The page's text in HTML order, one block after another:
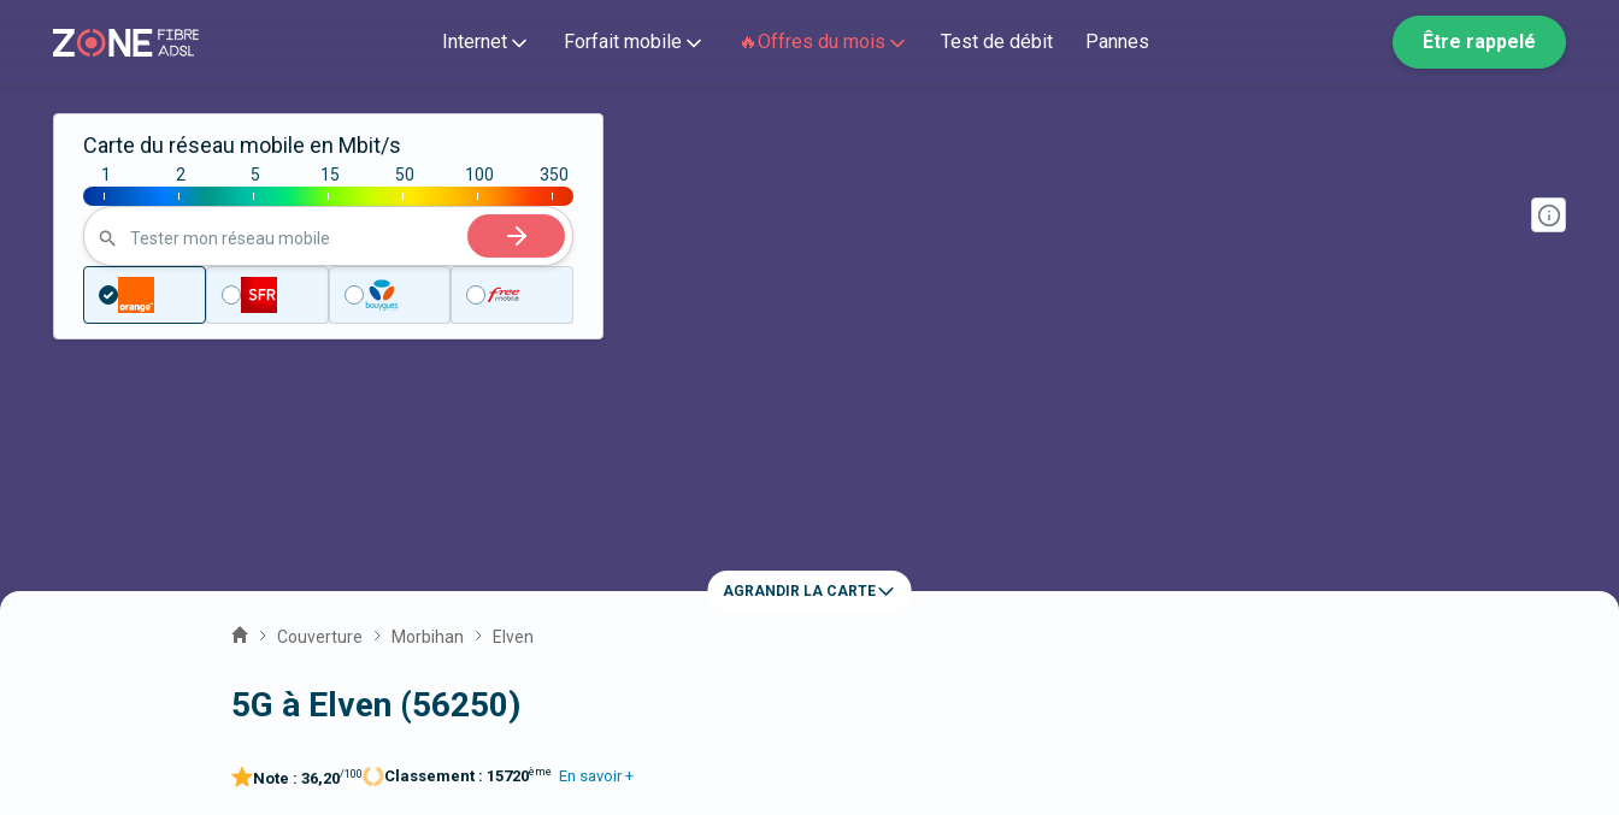
Internet Forfait mobile 🔥Offres du mois Test de débit Pannes Être rappelé
Carte du réseau mobile en Mbit/s
|
1
|
2
|
5
|
15
|
50
|
100
|
350
Tester mon réseau mobile
AGRANDIR LA CARTE
Couverture Morbihan Elven
5G à Elven (56250)
Note : 36,20/100 Classement : 15720ème En savoir +